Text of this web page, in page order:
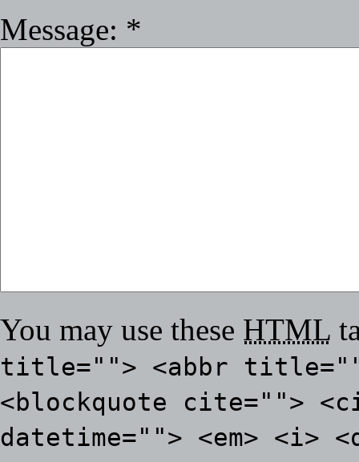
Message: *
You may use these HTML
title=""> <abbr
<blockquote cite="">
datetime=""> <em> <i>